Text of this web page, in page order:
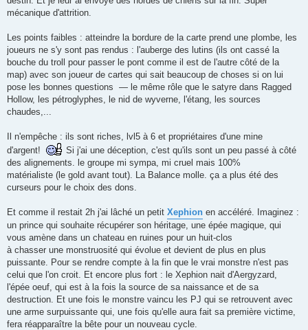
mécanique d'attrition.
Les points faibles : atteindre la bordure de la carte prend une plombe, les
joueurs ne s'y sont pas rendus : l'auberge des lutins (ils ont cassé la
bouche du troll pour passer le pont comme il est de l'autre côté de la
map) avec son joueur de cartes qui sait beaucoup de choses si on lui
pose les bonnes questions — le même rôle que le satyre dans Ragged
Hollow, les pétroglyphes, le nid de wyverne, l'étang, les sources
chaudes,...
Il n'empêche : ils sont riches, lvl5 à 6 et propriétaires d'une mine
d'argent!
Si j'ai une déception, c'est qu'ils sont un peu passé à côté
des alignements. le groupe mi sympa, mi cruel mais 100%
matérialiste (le gold avant tout). La Balance molle. ça a plus été des
curseurs pour le choix des dons.
Et comme il restait 2h j'ai lâché un petit Xephion en accéléré. Imaginez :
un prince qui souhaite récupérer son héritage, une épée magique, qui
vous amène dans un chateau en ruines pour un huit-clos
à chasser une monstruosité qui évolue et devient de plus en plus
puissante. Pour se rendre compte à la fin que le vrai monstre n'est pas
celui que l'on croit. Et encore plus fort : le Xephion nait d'Aergyzard,
l'épée oeuf, qui est à la fois la source de sa naissance et de sa
destruction. Et une fois le monstre vaincu les PJ qui se retrouvent avec
une arme surpuissante qui, une fois qu'elle aura fait sa première victime,
fera réapparaître la bête pour un nouveau cycle.